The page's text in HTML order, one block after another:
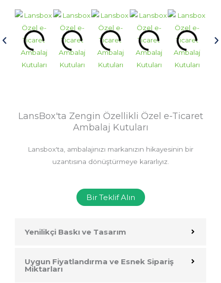
LansBox'ta Zengin Özellikli Özel e-Ticaret
Ambalaj Kutuları
Lansbox'ta, ambalajınızı markanızın hikayesinin bir
uzantısına dönüştürmeye kararlıyız.
Bir Teklif Alın
Yenilikçi Baskı ve Tasarım
Uygun Fiyatlandırma ve Esnek Sipariş
Miktarları